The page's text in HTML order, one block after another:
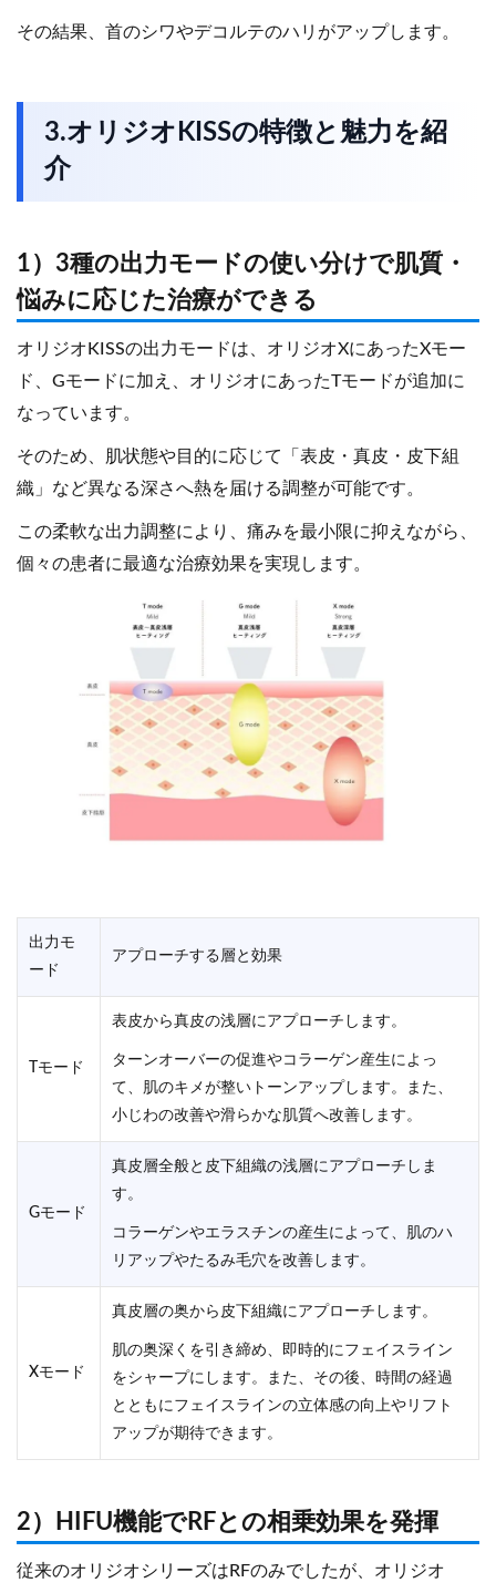
その結果、首のシワやデコルテのハリがアップします。
3.オリジオKISSの特徴と魅力を紹
介
1）3種の出力モードの使い分けで肌質・
悩みに応じた治療ができる
オリジオKISSの出力モードは、オリジオXにあったXモー
ド、Gモードに加え、オリジオにあったTモードが追加に
なっています。
そのため、肌状態や目的に応じて「表皮・真皮・皮下組
織」など異なる深さへ熱を届ける調整が可能です。
この柔軟な出力調整により、痛みを最小限に抑えながら、
個々の患者に最適な治療効果を実現します。
出力モ
ード
アプローチする層と効果
Tモード
表皮から真皮の浅層にアプローチします。
ターンオーバーの促進やコラーゲン産生によっ
て、肌のキメが整いトーンアップします。また、
小じわの改善や滑らかな肌質へ改善します。
Gモード
真皮層全般と皮下組織の浅層にアプローチしま
す。
コラーゲンやエラスチンの産生によって、肌のハ
リアップやたるみ毛穴を改善します。
Xモード
真皮層の奥から皮下組織にアプローチします。
肌の奥深くを引き締め、即時的にフェイスライン
をシャープにします。また、その後、時間の経過
とともにフェイスラインの立体感の向上やリフト
アップが期待できます。
2）HIFU機能でRFとの相乗効果を発揮
従来のオリジオシリーズはRFのみでしたが、オリジオ